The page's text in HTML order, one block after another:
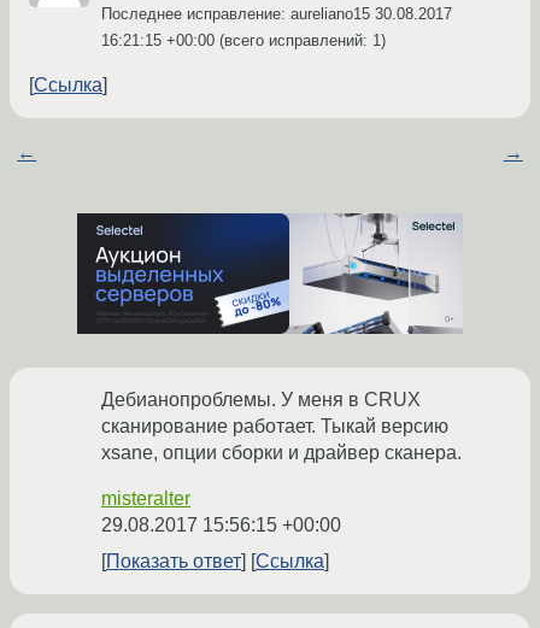
Последнее исправление: aureliano15 30.08.2017
16:21:15 +00:00 (всего исправлений: 1)
Ссылка
← →
Дебианопроблемы. У меня в CRUX
сканирование работает. Тыкай версию
xsane, опции сборки и драйвер сканера.
misteralter
29.08.2017 15:56:15 +00:00
Показать ответ
Ссылка